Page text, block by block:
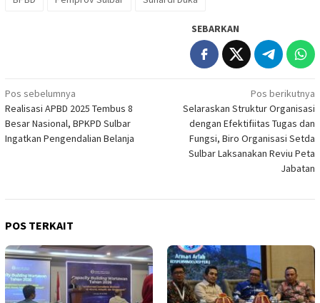
SEBARKAN
Navigasi
pos
Pos sebelumnya
Realisasi APBD 2025 Tembus 8
Besar Nasional, BPKPD Sulbar
Ingatkan Pengendalian Belanja
Pos berikutnya
Selaraskan Struktur Organisasi
dengan Efektifiitas Tugas dan
Fungsi, Biro Organisasi Setda
Sulbar Laksanakan Reviu Peta
Jabatan
POS TERKAIT